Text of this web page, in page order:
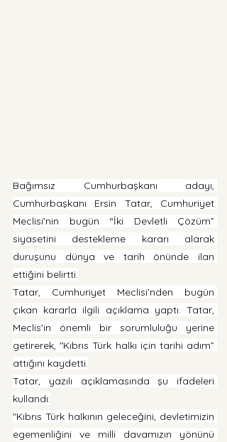
Bağımsız Cumhurbaşkanı adayı,
Cumhurbaşkanı Ersin Tatar, Cumhuriyet
Meclisi'nin bugün “İki Devletli Çözüm”
siyasetini destekleme kararı alarak
duruşunu dünya ve tarih önünde ilan
ettiğini belirtti.
Tatar, Cumhuriyet Meclisi’nden bugün
çıkan kararla ilgili açıklama yaptı. Tatar,
Meclis'in önemli bir sorumluluğu yerine
getirerek, "Kıbrıs Türk halkı için tarihi adım”
attığını kaydetti.
Tatar, yazılı açıklamasında şu ifadeleri
kullandı:
"Kıbrıs Türk halkının geleceğini, devletimizin
egemenliğini ve milli davamızın yönünü